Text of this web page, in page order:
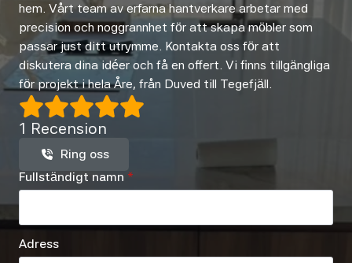
hem. Vårt team av erfarna hantverkare arbetar med
precision och noggrannhet för att skapa möbler som
passar just ditt utrymme. Kontakta oss för att
diskutera dina idéer och få en offert. Vi finns tillgängliga
för projekt i hela Åre, från Duved till Tegefjäll.
1 Recension
Ring oss
Fullständigt namn *
Adress